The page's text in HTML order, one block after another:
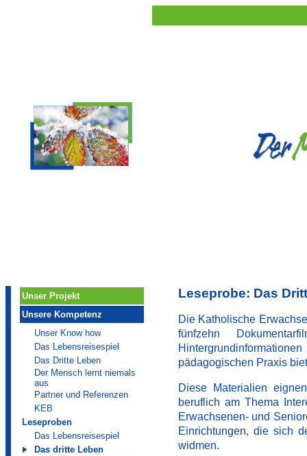
Unser Projekt
Unsere Kompetenz
Unser Know how
Das Lebensreisespiel
Das Dritte Leben
Der Mensch lernt niemals
aus
Partner und Referenzen
KEB
Leseproben
Das Lebensreisespiel
Das dritte Leben
Leseprobe: Das
Die Katholische
fünfzehn
pädagogischen Praxis
Diese Materialien
beruflich am Thema
Erwachsenen- und
Einrichtungen, die sich
widmen.